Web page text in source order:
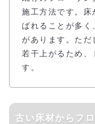
施工方法です。床
ばれることが多く
があります。ただ
若干上がるため、
す。
古い床材からフ